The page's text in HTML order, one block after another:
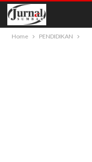
Home PENDIDIKAN